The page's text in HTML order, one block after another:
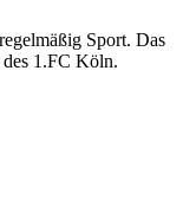
Sport. Das
des 1.FC Köln.